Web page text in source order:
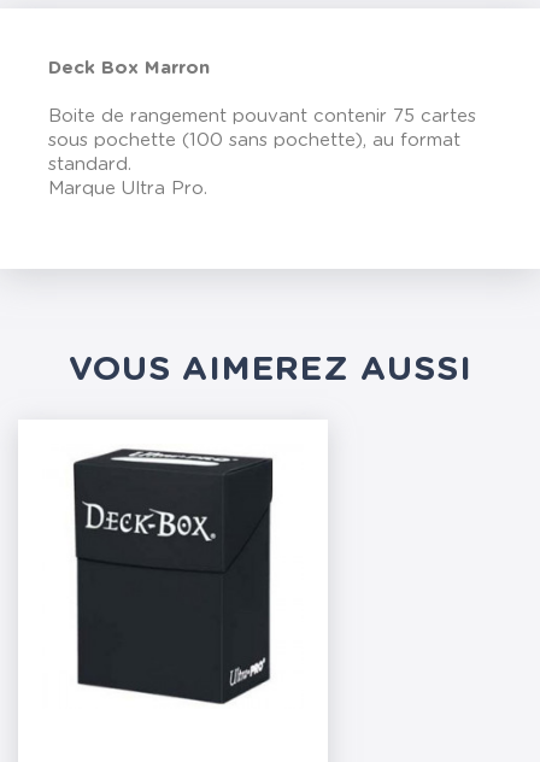
Deck Box Marron
Boite de rangement pouvant contenir 75 cartes
sous pochette (100 sans pochette), au format
standard.
Marque Ultra Pro.
VOUS AIMEREZ AUSSI